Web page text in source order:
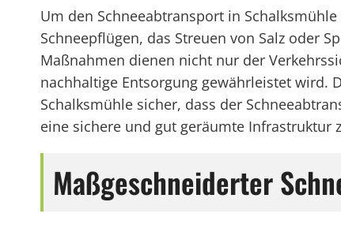
Um den Schneeabtransport in
Schneepflügen, das Streuen von Salz oder
Maßnahmen dienen nicht nur der
nachhaltige Entsorgung gewährleistet wird.
Schalksmühle sicher, dass der
eine sichere und gut geräumte Infrastruktur
Maßgeschneiderter